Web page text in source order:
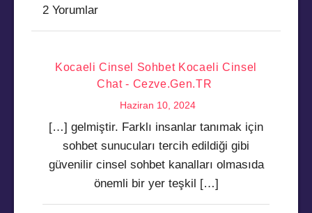
2 Yorumlar
Kocaeli Cinsel Sohbet Kocaeli Cinsel
Chat - Cezve.Gen.TR
Haziran 10, 2024
[…] gelmiştir. Farklı insanlar tanımak için
sohbet sunucuları tercih edildiği gibi
güvenilir cinsel sohbet kanalları olmasıda
önemli bir yer teşkil […]